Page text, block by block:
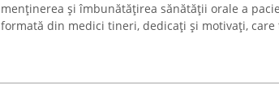
menținerea și îmbunătățirea sănătății orale a
formată din medici tineri, dedicați și motivați, care